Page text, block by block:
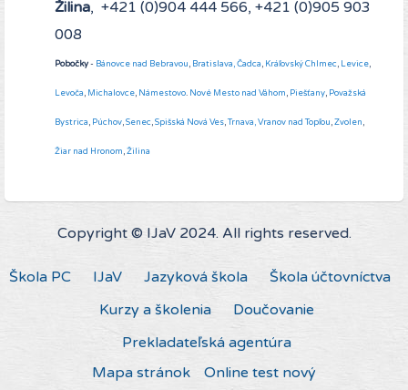
Žilina, +421 (0)904 444 566, +421 (0)905 903
008
Pobočky- Bánovce nad Bebravou, Bratislava,Čadca, Kráľovský Chlmec, Levice,
Levoča, Michalovce, Námestovo. Nové Mesto nad Váhom, Piešťany, Považská
Bystrica, Púchov,Senec,Spišská Nová Ves,Trnava,Vranov nad Topľou,Zvolen,
Žiar nad Hronom,Žilina
Copyright © IJaV 2024. All rights reserved.
Škola PC IJaV Jazyková škola
Škola účtovníctva
Kurzy a školenia
Doučovanie
Prekladateľská agentúra
Mapa stránok
Online test nový